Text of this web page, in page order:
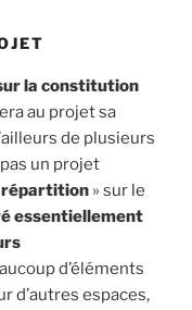
la constitution
au projet sa
de plusieurs
un projet
répartition » sur le
essentiellement
d’éléments
d’autres espaces,